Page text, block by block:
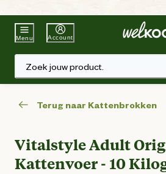
Beste Winkelketen
Menu Account
Zoek jouw product.
Terug naar Kattenbrokken
Vitalstyle Adult
Kattenvoer - 10